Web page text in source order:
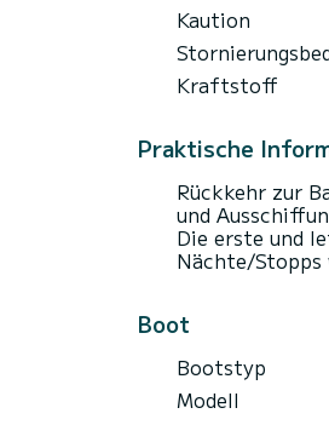
Kaution
Kraftstoff
Praktische
Rückkehr zur
und
Die erste und
Nächte/Stopps
Boot
Bootstyp
Modell